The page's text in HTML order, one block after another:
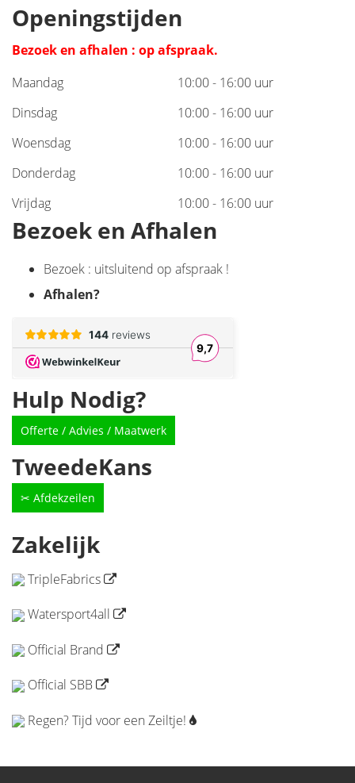
Openingstijden
Bezoek en afhalen : op afspraak.
Maandag
10:00 - 16:00 uur
Dinsdag
10:00 - 16:00 uur
Woensdag
10:00 - 16:00 uur
Donderdag
10:00 - 16:00 uur
Vrijdag
10:00 - 16:00 uur
Bezoek en Afhalen
Bezoek : uitsluitend op afspraak !
Afhalen?
Hulp Nodig?
Offerte / Advies / Maatwerk
TweedeKans
✂ Afdekzeilen
Zakelijk
TripleFabrics
Watersport4all
Official Brand
Official SBB
Regen? Tijd voor een Zeiltje!